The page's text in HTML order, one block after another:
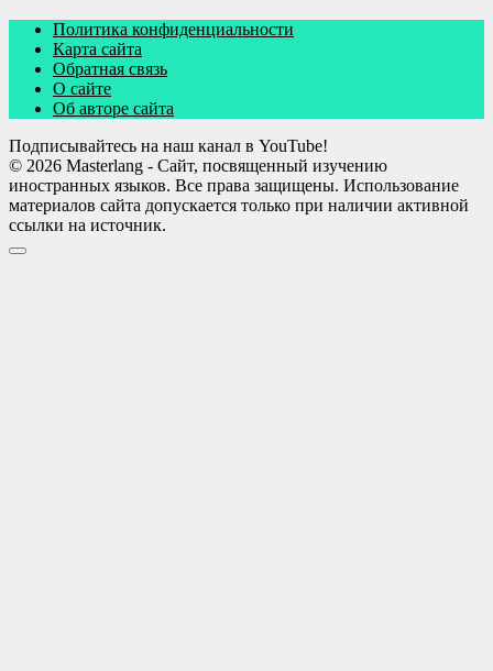
Политика конфиденциальности
Карта сайта
Обратная связь
О сайте
Об авторе сайта
Подписывайтесь на наш канал в YouTube!
© 2026 Masterlang - Сайт, посвященный изучению
иностранных языков. Все права защищены. Использование
материалов сайта допускается только при наличии активной
ссылки на источник.